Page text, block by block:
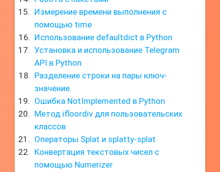
Измерение времени выполнения с
помощью time
Использование defaultdict в Python
Установка и использование Telegram
API в Python
Разделение строки на пары ключ-
значение.
Ошибка NotImplemented в Python
Метод ifloordiv для пользовательских
классов
Операторы Splat и splatty-splat
Конвертация текстовых чисел с
помощью Numerizer